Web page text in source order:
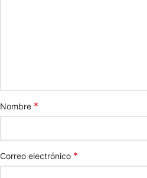
Nombre *
Correo electrónico *